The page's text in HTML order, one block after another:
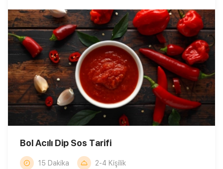
Bol Acılı Dip Sos Tarifi
15 Dakika 2-4 Kişilik